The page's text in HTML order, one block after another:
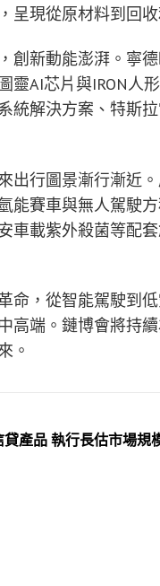
呈現從原材料到回
創新動能澎湃。寧
靈AI芯片與IRON人
統解決方案、特斯
出行圖景漸行漸近
能賽車與無人駕駛
車載紫外殺菌等配
命，從智能駕駛到
高端。鏈博會將持
。
產品 執行長估市場規